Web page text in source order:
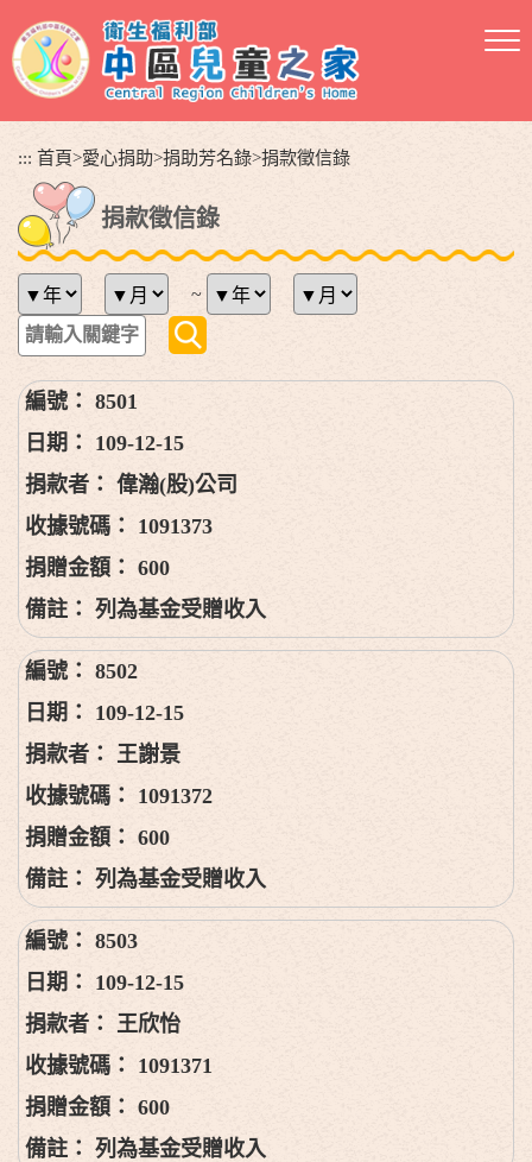
到
主
::: 首頁>愛心捐助>捐助芳名錄>捐款徵信錄
捐款徵信錄
~
8501
109-12-15
偉瀚(股)公司
1091373
600
列為基金受贈收入
8502
109-12-15
王謝景
1091372
600
列為基金受贈收入
8503
109-12-15
王欣怡
1091371
600
列為基金受贈收入